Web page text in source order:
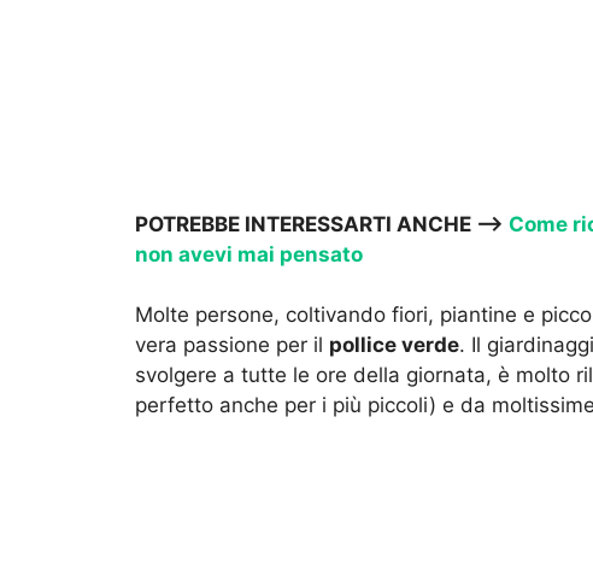
POTREBBE INTERESSARTI ANCHE —> Come
non avevi mai pensato
Molte persone, coltivando fiori, piantine e
vera passione per il pollice verde. Il
svolgere a tutte le ore della giornata, è molto
perfetto anche per i più piccoli) e da